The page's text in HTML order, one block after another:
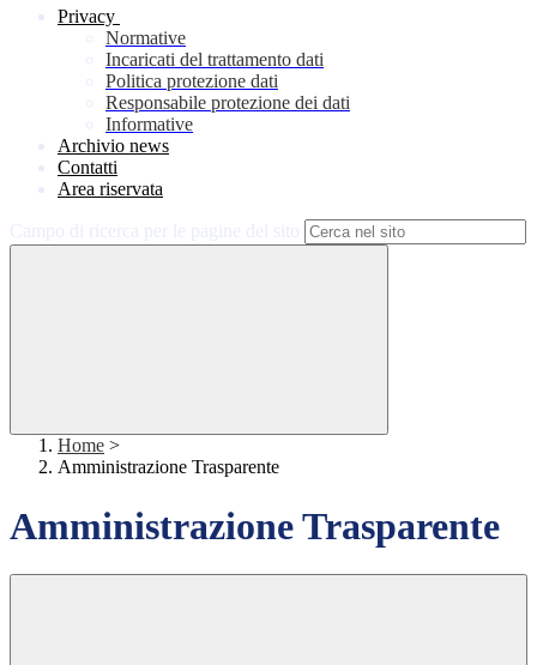
Privacy
Normative
Incaricati del trattamento dati
Politica protezione dati
Responsabile protezione dei dati
Informative
Archivio news
Contatti
Area riservata
Home >
Amministrazione Trasparente
Amministrazione Trasparente